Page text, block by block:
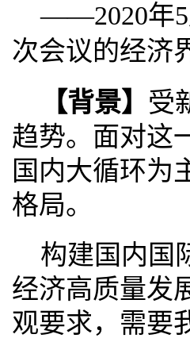
——2020年5
次会议的经济
【背景】 受
趋势。面对这
国内大循环为
格局。
构建国内国
经济高质量发
观要求，需要